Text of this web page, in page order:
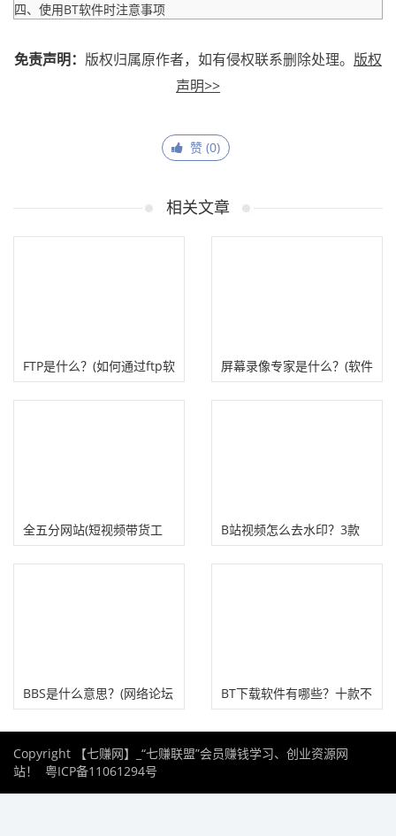
四、使用BT软件时注意事项
免责声明： 版权归属原作者，如有侵权联系删除处理。 版权
声明>>
赞 (0)
相关文章
​FTP是什么？(如何通过ftp软
件工具上传网站)
屏幕录像专家是什么？(软件
安装教程及下载官网)
全五分网站(短视频带货工
具)
B站视频怎么去水印？3款
PC端B站一键去水印工具
BBS是什么意思？(网络论坛
BT下载软件有哪些？十款不
Copyright 【七赚网】_“七赚联盟”会员赚钱学习、创业资源网
站！ 粤ICP备11061294号